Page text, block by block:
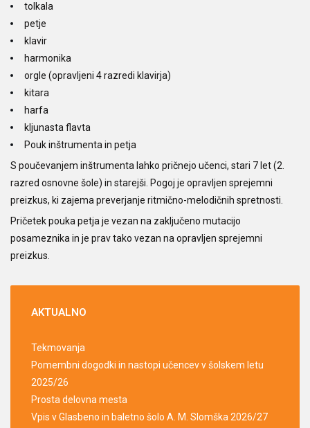
tolkala
petje
klavir
harmonika
orgle (opravljeni 4 razredi klavirja)
kitara
harfa
kljunasta flavta
Pouk inštrumenta in petja
S poučevanjem inštrumenta lahko pričnejo učenci, stari 7 let (2.
razred osnovne šole) in starejši. Pogoj je opravljen sprejemni
preizkus, ki zajema preverjanje ritmično-melodičnih spretnosti.
Pričetek pouka petja je vezan na zaključeno mutacijo
posameznika in je prav tako vezan na opravljen sprejemni
preizkus.
AKTUALNO
Tekmovanja
Pomembni dogodki in nastopi učencev v šolskem letu
2025/26
Prosta delovna mesta
Vpis v Glasbeno in baletno šolo A. M. Slomška 2026/27